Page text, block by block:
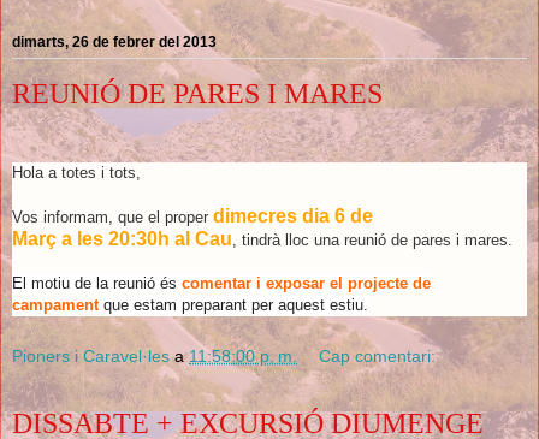
dimarts, 26 de febrer del 2013
REUNIÓ DE PARES I MARES
Hola a totes i tots,
Vos informam, que el proper dimecres dia 6 de
Març a les 20:30h al Cau, tindrà lloc una reunió de pares i mares.
El motiu de la reunió és comentar i exposar el projecte de
campament que estam preparant per aquest estiu.
Pioners i Caravel·les a11:58:00 p. m. Cap comentari:
DISSABTE + EXCURSIÓ DIUMENGE